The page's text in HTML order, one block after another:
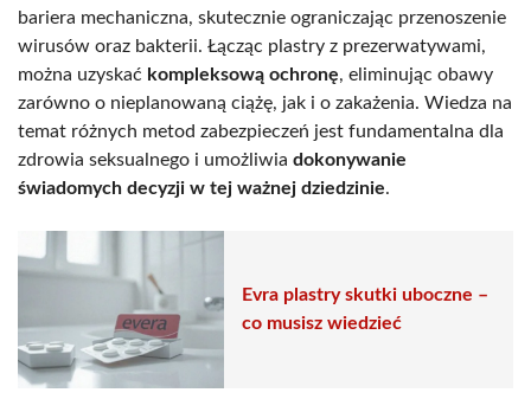
bariera mechaniczna, skutecznie ograniczając przenoszenie
wirusów oraz bakterii. Łącząc plastry z prezerwatywami,
można uzyskać kompleksową ochronę, eliminując obawy
zarówno o nieplanowaną ciążę, jak i o zakażenia. Wiedza na
temat różnych metod zabezpieczeń jest fundamentalna dla
zdrowia seksualnego i umożliwia dokonywanie
świadomych decyzji w tej ważnej dziedzinie.
Evra plastry skutki uboczne –
co musisz wiedzieć